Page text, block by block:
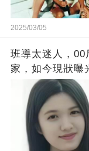
2025/03/05
班導太迷人，00
家，如今現狀曝